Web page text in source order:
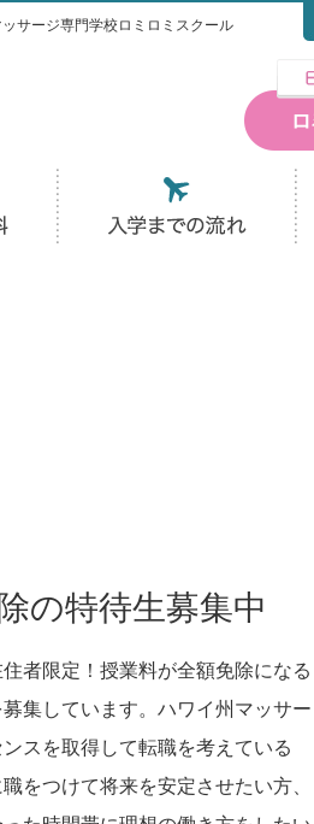
サージ専門学校ロミロミスクール
の特待生募集中
者限定！授業料が全額免除になる
集しています。ハワイ州マッサー
ンスを取得して転職を考えている
をつけて将来を安定させたい方、